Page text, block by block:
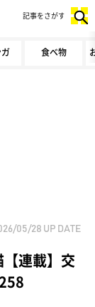
食べ物
記事をさがす
05/28 UP DATE
連載】交